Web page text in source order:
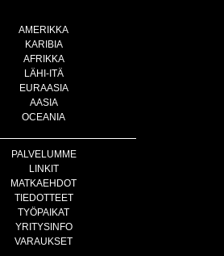
AMERIKKA
KARIBIA
AFRIKKA
LÄHI-ITÄ
EURAASIA
AASIA
OCEANIA
PALVELUMME
LINKIT
MATKAEHDOT
TIEDOTTEET
TYÖPAIKAT
YRITYSINFO
VARAUKSET